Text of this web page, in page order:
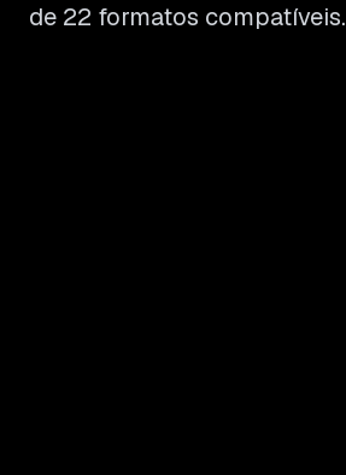
de 22 formatos compatíveis.